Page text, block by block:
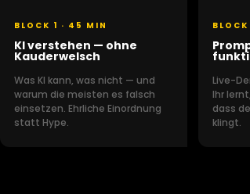
BLOCK 1 · 45 MIN
KI verstehen — ohne
Kauderwelsch
Was KI kann, was nicht — und
warum die meisten es falsch
einsetzen. Ehrliche Einordnung
statt Hype.
Live-
Ihr
dass
klingt.